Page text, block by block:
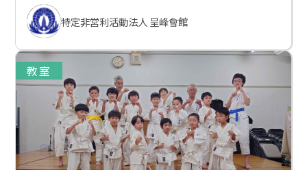
特定非営利活動法人 呈峰會館
教室